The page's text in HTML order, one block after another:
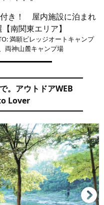
き！ 屋内施設に泊まれ
南関東エリア】
満願ビレッジオートキャンプ
両神山麓キャンプ場
。アウトドアWEB
Lover